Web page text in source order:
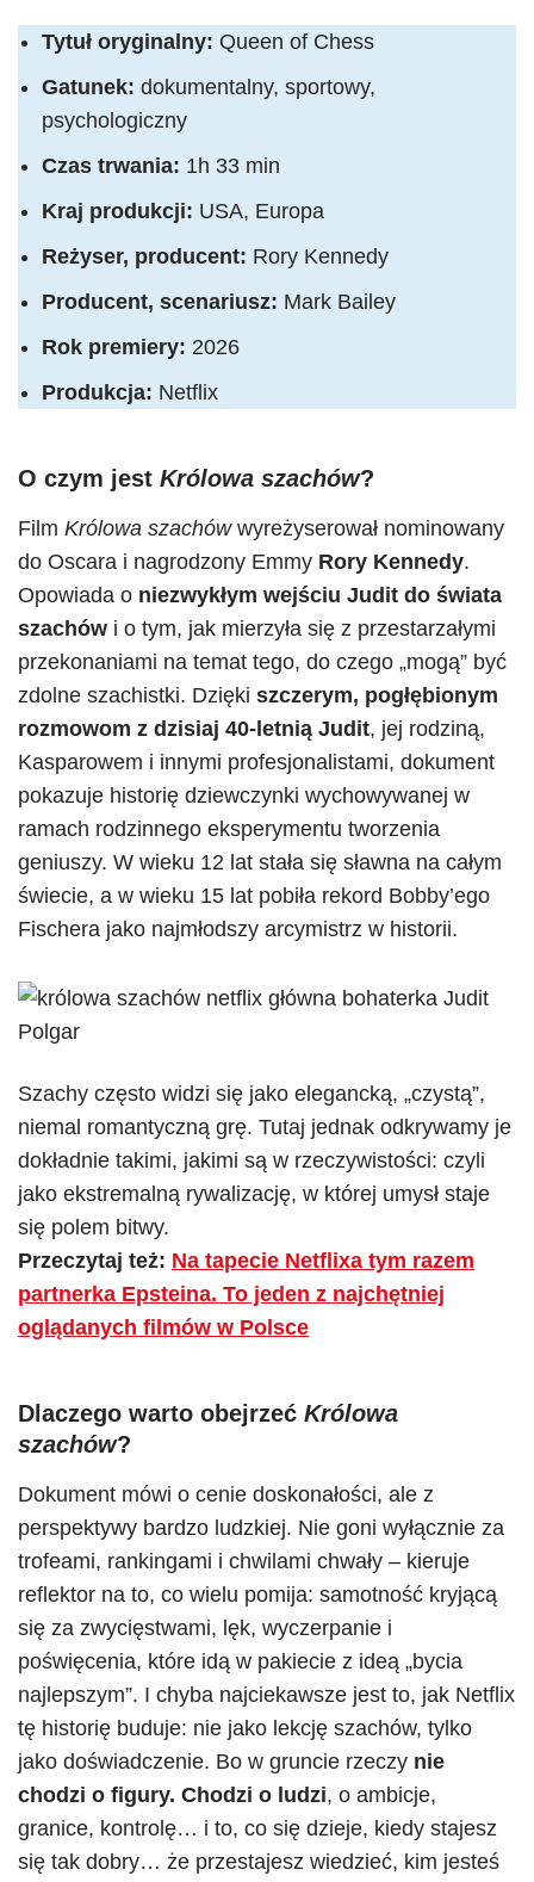
Tytuł oryginalny: Queen of Chess
Gatunek: dokumentalny, sportowy,
psychologiczny
Czas trwania: 1h 33 min
Kraj produkcji: USA, Europa
Reżyser, producent: Rory Kennedy
Producent, scenariusz: Mark Bailey
Rok premiery: 2026
Produkcja: Netflix
O czym jest Królowa szachów?
Film Królowa szachówwyreżyserował nominowany
do Oscara i nagrodzony Emmy Rory Kennedy.
Opowiada o niezwykłym wejściu Judit do świata
szachów i o tym, jak mierzyła się z przestarzałymi
przekonaniami na temat tego, do czego „mogą” być
zdolne szachistki. Dzięki szczerym, pogłębionym
rozmowom z dzisiaj 40-letnią Judit, jej rodziną,
Kasparowem i innymi profesjonalistami, dokument
pokazuje historię dziewczynki wychowywanej w
ramach rodzinnego eksperymentu tworzenia
geniuszy. W wieku 12 lat stała się sławna na całym
świecie, a w wieku 15 lat pobiła rekord Bobby’ego
Fischera jako najmłodszy arcymistrz w historii.
Szachy często widzi się jako elegancką, „czystą”,
niemal romantyczną grę. Tutaj jednak odkrywamy je
dokładnie takimi, jakimi są w rzeczywistości: czyli
jako ekstremalną rywalizację, w której umysł staje
się polem bitwy.
Przeczytaj też: Na tapecie Netflixa tym razem
partnerka Epsteina. To jeden z najchętniej
oglądanych filmów w Polsce
Dlaczego warto obejrzeć Królowa
szachów?
Dokument mówi o cenie doskonałości, ale z
perspektywy bardzo ludzkiej. Nie goni wyłącznie za
trofeami, rankingami i chwilami chwały – kieruje
reflektor na to, co wielu pomija: samotność kryjącą
się za zwycięstwami, lęk, wyczerpanie i
poświęcenia, które idą w pakiecie z ideą „bycia
najlepszym”. I chyba najciekawsze jest to, jak Netflix
tę historię buduje: nie jako lekcję szachów, tylko
jako doświadczenie. Bo w gruncie rzeczy nie
chodzi o figury. Chodzi o ludzi, o ambicje,
granice, kontrolę… i to, co się dzieje, kiedy stajesz
się tak dobry… że przestajesz wiedzieć, kim jesteś